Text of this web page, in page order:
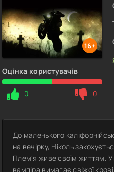
16+
Оцінка користувачів
0 0
До маленького
на вечірку, Ніколь
Плем'я живе своїм життям.
вампіра вимагає свіжої